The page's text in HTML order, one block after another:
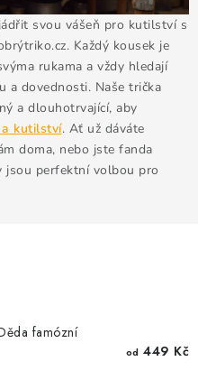
údajů
Napište nám
svou vášeň pro kutilství s
Každý kousek je
rukama a vždy hledají
a dovednosti. Naše trička
a dlouhotrvající, aby
kutilství. Ať už dáváte
doma, nebo jste fanda
jsou perfektní volbou pro
famózní
od 449 Kč